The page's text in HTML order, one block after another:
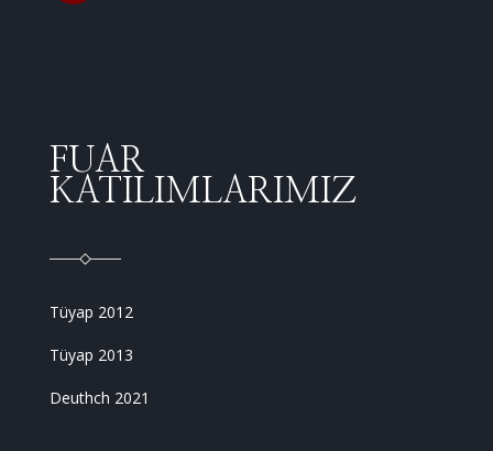
FUAR
KATILIMLARIMIZ
Tüyap 2012
Tüyap 2013
Deuthch 2021